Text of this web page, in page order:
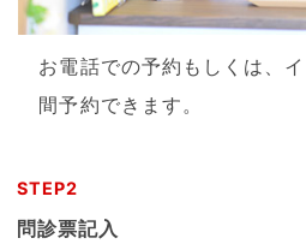
お電話での予約もしくは、
間予約できます。
STEP2
問診票記入